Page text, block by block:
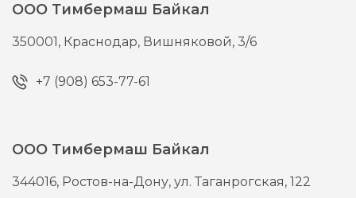
ООО Тимбермаш Байкал
350001, Краснодар, Вишняковой, 3/6
+7 (908) 653-77-61
ООО Тимбермаш Байкал
344016, Ростов-на-Дону,ул. Таганрогская, 122